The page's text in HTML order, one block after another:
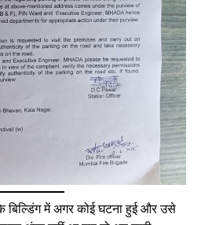
में अगर कोई घटना हुई और उसे